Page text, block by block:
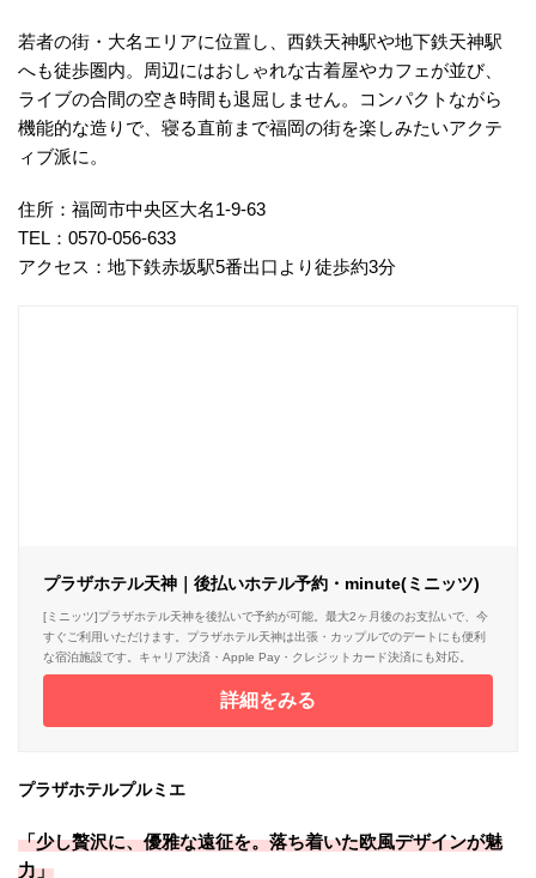
若者の街・大名エリアに位置し、西鉄天神駅や地下鉄天神駅
へも徒歩圏内。周辺にはおしゃれな古着屋やカフェが並び、
ライブの合間の空き時間も退屈しません。コンパクトながら
機能的な造りで、寝る直前まで福岡の街を楽しみたいアクテ
ィブ派に。
住所：福岡市中央区大名1-9-63
TEL： 0570-056-633
アクセス：地下鉄赤坂駅5番出口より徒歩約3分
プラザホテル天神｜後払いホテル予約・minute(ミニッツ)
[ミニッツ]プラザホテル天神を後払いで予約が可能。最大2ヶ月後のお支払いで、今
すぐご利用いただけます。プラザホテル天神は出張・カップルでのデートにも便利
な宿泊施設です。キャリア決済・Apple Pay・クレジットカード決済にも対応。
詳細をみる
プラザホテルプルミエ
「少し贅沢に、優雅な遠征を。落ち着いた欧風デザインが魅
力」